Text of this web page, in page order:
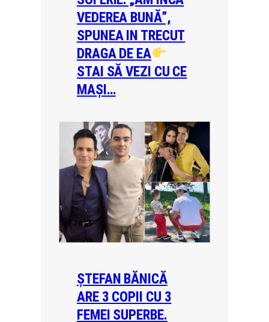
VEDEREA BUNĂ”,
SPUNEA IN TRECUT
DRAGA DE EA
STAI SĂ VEZI CU CE
MAȘI…
ȘTEFAN BĂNICĂ
ARE 3 COPII CU 3
FEMEI SUPERBE.